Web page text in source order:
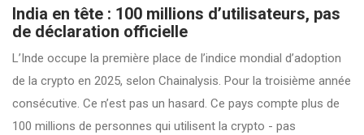
India en tête : 100 millions d’utilisateurs, pas
de déclaration officielle
L’Inde occupe la première place de l’indice mondial d’adoption
de la crypto en 2025, selon Chainalysis. Pour la troisième année
consécutive. Ce n’est pas un hasard. Ce pays compte plus de
100 millions de personnes qui utilisent la crypto - pas